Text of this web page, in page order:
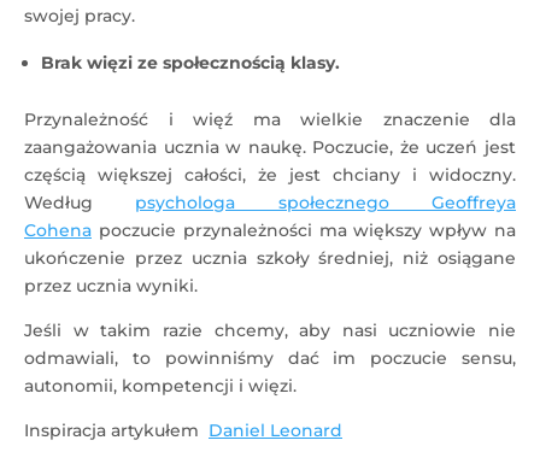
swojej pracy.
Brak więzi ze społecznością klasy.
Przynależność i więź ma wielkie znaczenie dla
zaangażowania ucznia w naukę. Poczucie, że uczeń jest
częścią większej całości, że jest chciany i widoczny.
Według psychologa społecznego Geoffreya
Cohena poczucie przynależności ma większy wpływ na
ukończenie przez ucznia szkoły średniej, niż osiągane
przez ucznia wyniki.
Jeśli w takim razie chcemy, aby nasi uczniowie nie
odmawiali, to powinniśmy dać im poczucie sensu,
autonomii, kompetencji i więzi.
Inspiracja artykułem Daniel Leonard